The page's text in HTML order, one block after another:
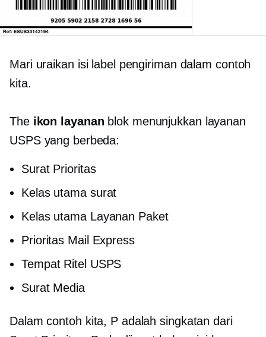
Mari uraikan isi label pengiriman dalam contoh
kita.
The ikon layanan blok menunjukkan layanan
USPS yang berbeda:
Surat Prioritas
Kelas utamasurat
Kelas utamaLayanan Paket
Prioritas Mail Express
Tempat Ritel USPS
Surat Media
Dalam contoh kita, P adalah singkatan dari